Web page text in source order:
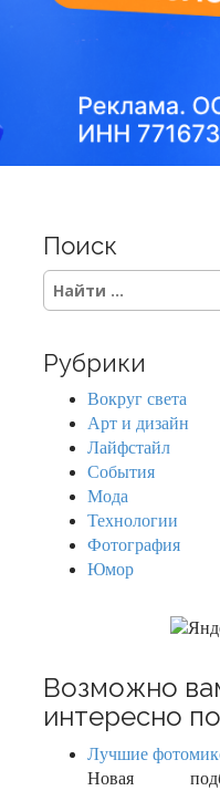
Поиск
S
c
Рубрики
Вокруг света
Арт и дизайн
Лайфстайл
События
Мода
Технологии
Фотография
Юмор
Возможно
интересно
Лучшие
Новая